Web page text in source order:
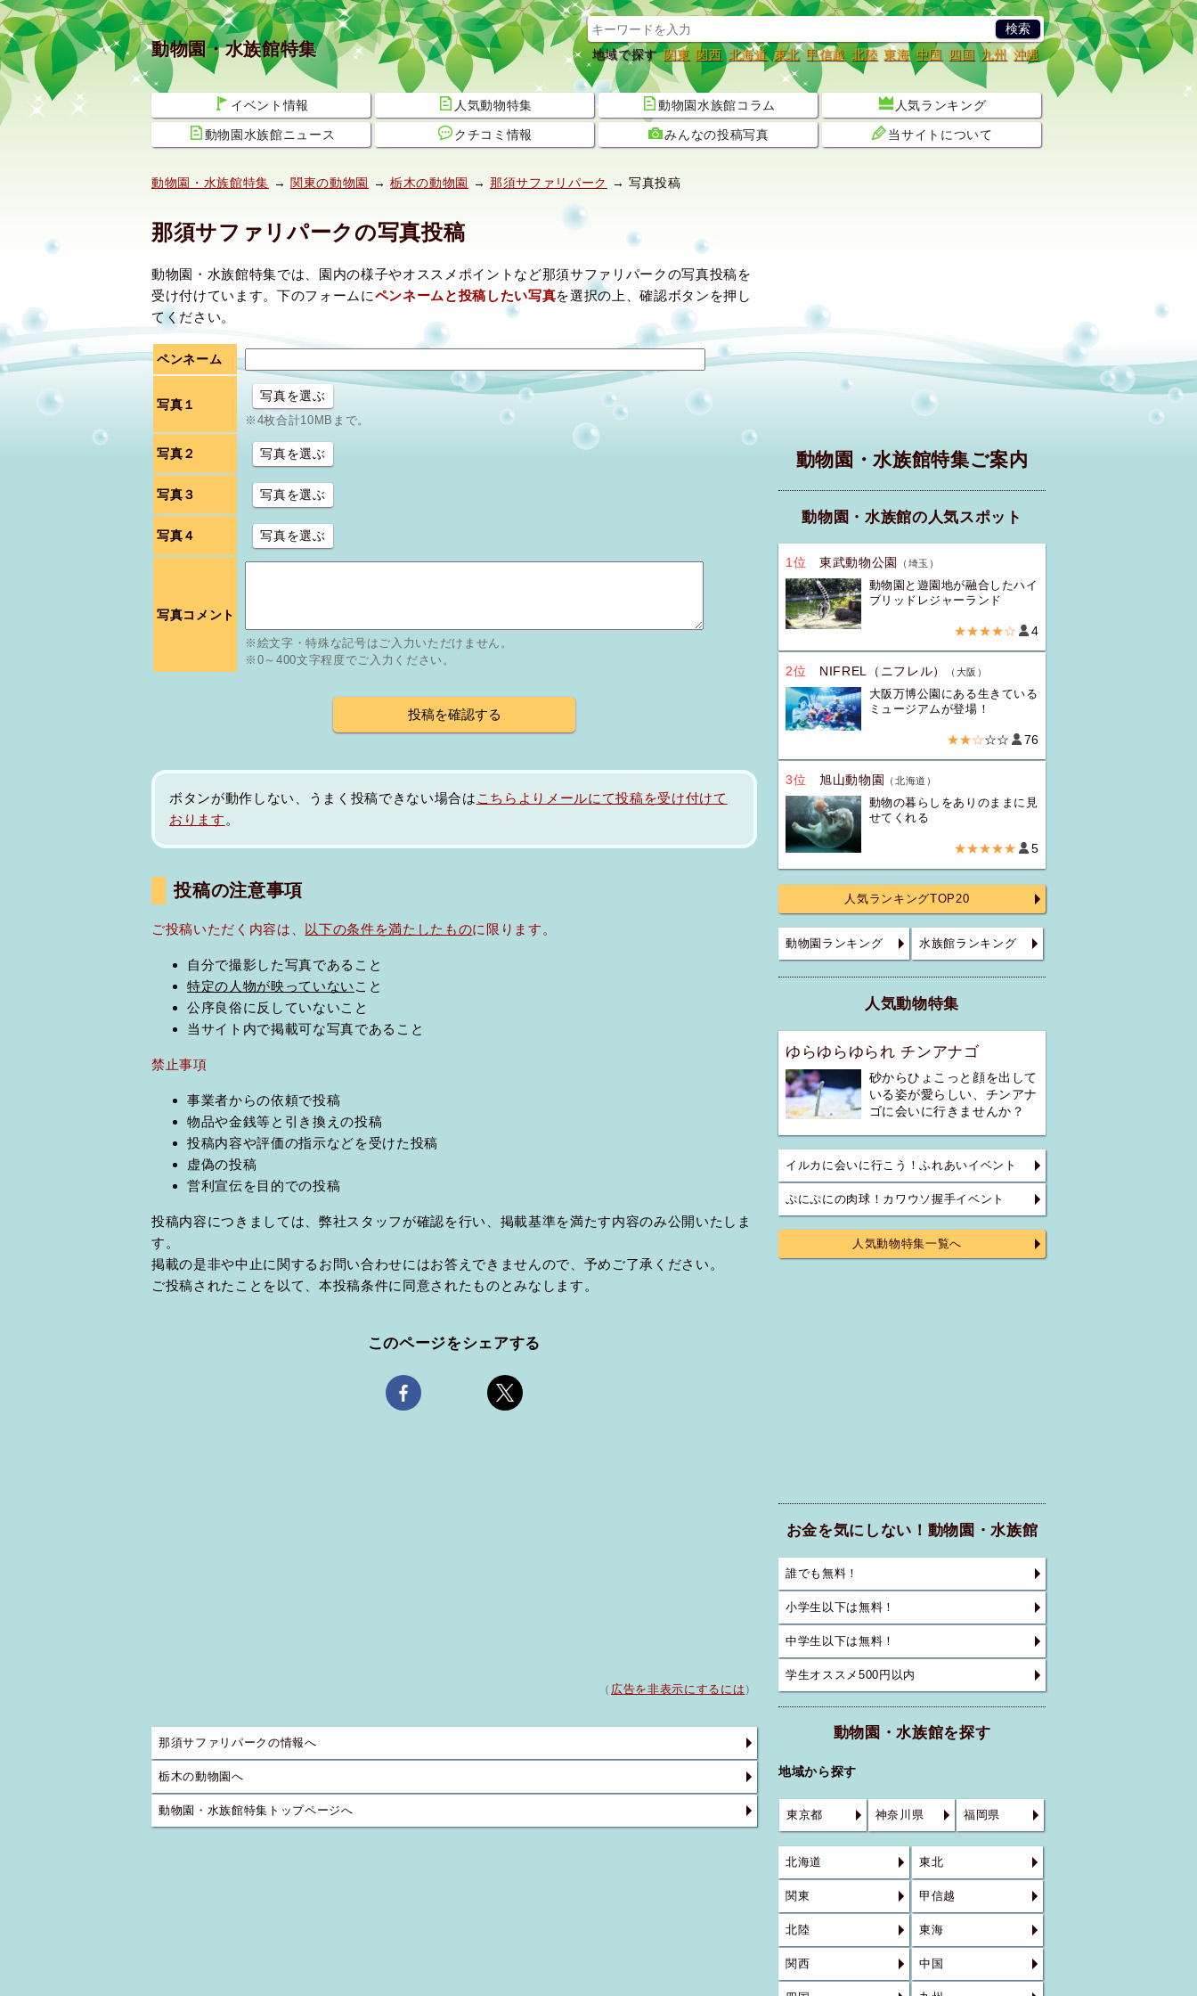
動物園・水族館特集 地域で探す 関東 関西 北海道 東北 甲信越 北陸 東海 中国 四国 九州 沖縄
イベント情報 人気動物特集 動物園水族館コラム 人気ランキング
動物園水族館ニュース クチコミ情報 みんなの投稿写真 当サイトについて
動物園・水族館特集 → 関東の動物園 → 栃木の動物園 → 那須サファリパーク → 写真投稿
那須サファリパークの写真投稿
動物園・水族館特集では、園内の様子やオススメポイントなど那須サファリパークの写真投稿を
受け付けています。下のフォームにペンネームと投稿したい写真を選択の上、確認ボタンを押し
てください。
ペンネーム
写真１
写真を選ぶ
※4枚合計10MBまで。
写真２ 写真を選ぶ
写真３ 写真を選ぶ
写真４ 写真を選ぶ
写真コメント
※絵文字・特殊な記号はご入力いただけません。
※0～400文字程度でご入力ください。
ボタンが動作しない、うまく投稿できない場合は こちらよりメールにて投稿を受け付けて
おります 。
投稿の注意事項
ご投稿いただく内容は、 以下の条件を満たしたものに限ります。
自分で撮影した写真であること
特定の人物が映っていない こと
公序良俗に反していないこと
当サイト内で掲載可な写真であること
禁止事項
事業者からの依頼で投稿
物品や金銭等と引き換えの投稿
投稿内容や評価の指示などを受けた投稿
虚偽の投稿
営利宣伝を目的での投稿
投稿内容につきましては、弊社スタッフが確認を行い、掲載基準を満たす内容のみ公開いたしま
す。
掲載の是非や中止に関するお問い合わせにはお答えできませんので、予めご了承ください。
ご投稿されたことを以て、本投稿条件に同意されたものとみなします。
このページをシェアする
（ 広告を非表示にするには ）
動物園・水族館特集ご案内
動物園・水族館の人気スポット
1位 東武動物公園 （埼玉）
動物園と遊園地が融合したハイ
ブリッドレジャーランド
★★★★☆ 4
2位 NIFREL（ニフレル） （大阪）
大阪万博公園にある生きている
ミュージアムが登場！
★★☆☆☆ 76
3位 旭山動物園 （北海道）
動物の暮らしをありのままに見
せてくれる
★★★★★ 5
人気ランキングTOP20
動物園ランキング 水族館ランキング
人気動物特集
ゆらゆらゆられ チンアナゴ
砂からひょこっと顔を出して
いる姿が愛らしい、チンアナ
ゴに会いに行きませんか？
イルカに会いに行こう！ふれあいイベント
ぷにぷにの肉球！カワウソ握手イベント
人気動物特集一覧へ
お金を気にしない！動物園・水族館
誰でも無料！
小学生以下は無料！
中学生以下は無料！
学生オススメ500円以内
動物園・水族館を探す
地域から探す
東京都 神奈川県 福岡県
北海道 東北
関東 甲信越
北陸 東海
関西 中国
那須サファリパークの情報へ
栃木の動物園へ
動物園・水族館特集トップページへ